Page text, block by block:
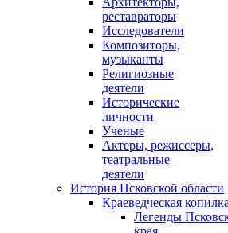
реставраторы
Исследователи
Композиторы,
музыканты
Религиозные
деятели
Исторические
личности
Ученые
Актеры, режиссеры,
театральные
деятели
История Псковской области
Краеведческая копилка
Легенды